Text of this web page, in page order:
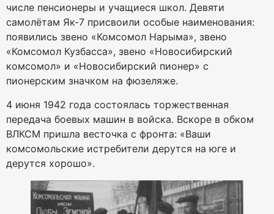
числе пенсионеры и учащиеся школ. Девяти
самолётам Як-7 присвоили особые наименования:
появились звено «Комсомол Нарыма», звено
«Комсомол Кузбасса», звено «Новосибирский
комсомол» и «Новосибирский пионер» с
пионерским значком на фюзеляже.
4 июня 1942 года состоялась торжественная
передача боевых машин в войска. Вскоре в обком
ВЛКСМ пришла весточка с фронта: «Ваши
комсомольские истребители дерутся на юге и
дерутся хорошо».